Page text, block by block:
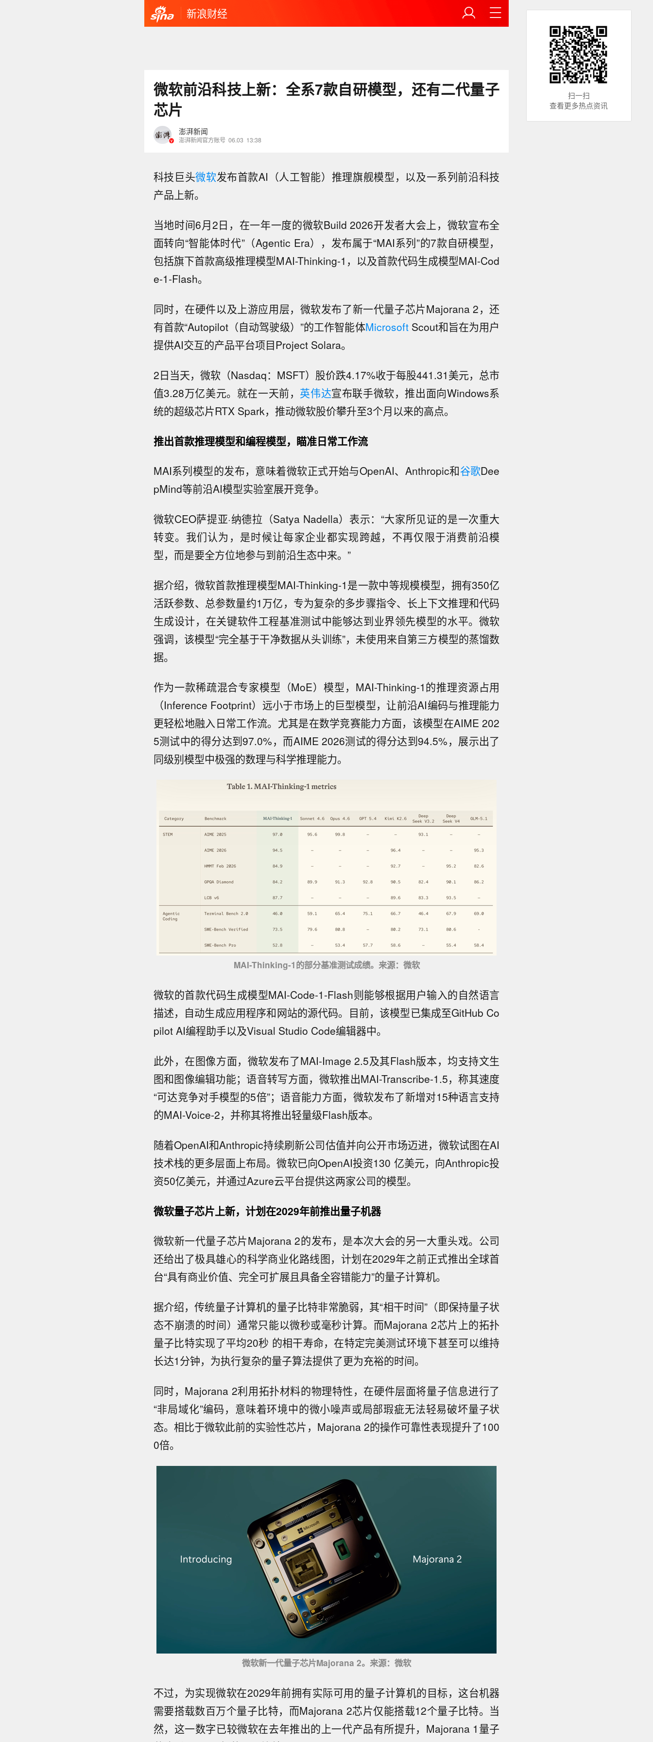
新浪财经
微软前沿科技上新：全系7款自研模型，还有二代量子
芯片
澎湃新闻
澎湃新闻官方账号 06.03 13:38
科技巨头微软发布首款AI（人工智能）推理旗舰模型，以及一系列前沿科技
产品上新。
当地时间6月2日，在一年一度的微软Build 2026开发者大会上，微软宣布全
面转向“智能体时代”（Agentic Era），发布属于“MAI系列”的7款自研模型，
包括旗下首款高级推理模型MAI-Thinking-1，以及首款代码生成模型MAI-Cod
e-1-Flash。
同时，在硬件以及上游应用层，微软发布了新一代量子芯片Majorana 2，还
有首款“Autopilot（自动驾驶级）”的工作智能体MicrosoftScout和旨在为用户
提供AI交互的产品平台项目Project Solara。
2日当天，微软（Nasdaq：MSFT）股价跌4.17%收于每股441.31美元，总市
值3.28万亿美元。就在一天前， 英伟达宣布联手微软，推出面向Windows系
统的超级芯片RTX Spark，推动微软股价攀升至3个月以来的高点。
推出首款推理模型和编程模型，瞄准日常工作流
MAI系列模型的发布，意味着微软正式开始与OpenAI、Anthropic和谷歌Dee
pMind等前沿AI模型实验室展开竞争。
微软CEO萨提亚·纳德拉（Satya Nadella）表示：“大家所见证的是一次重大
转变。我们认为，是时候让每家企业都实现跨越，不再仅限于消费前沿模
型，而是要全方位地参与到前沿生态中来。”
据介绍，微软首款推理模型MAI-Thinking-1是一款中等规模模型，拥有350亿
活跃参数、总参数量约1万亿，专为复杂的多步骤指令、长上下文推理和代码
生成设计，在关键软件工程基准测试中能够达到业界领先模型的水平。微软
强调，该模型“完全基于干净数据从头训练”，未使用来自第三方模型的蒸馏数
据。
作为一款稀疏混合专家模型（MoE）模型，MAI-Thinking-1的推理资源占用
（Inference Footprint）远小于市场上的巨型模型，让前沿AI编码与推理能力
更轻松地融入日常工作流。尤其是在数学竞赛能力方面，该模型在AIME 202
5测试中的得分达到97.0%，而AIME 2026测试的得分达到94.5%，展示出了
同级别模型中极强的数理与科学推理能力。
MAI-Thinking-1的部分基准测试成绩。来源：微软
微软的首款代码生成模型MAI-Code-1-Flash则能够根据用户输入的自然语言
描述，自动生成应用程序和网站的源代码。目前，该模型已集成至GitHub Co
pilot AI编程助手以及Visual Studio Code编辑器中。
此外，在图像方面，微软发布了MAI-Image 2.5及其Flash版本，均支持文生
图和图像编辑功能；语音转写方面，微软推出MAI-Transcribe-1.5，称其速度
“可达竞争对手模型的5倍”；语音能力方面，微软发布了新增对15种语言支持
的MAI-Voice-2，并称其将推出轻量级Flash版本。
随着OpenAI和Anthropic持续刷新公司估值并向公开市场迈进，微软试图在AI
技术栈的更多层面上布局。微软已向OpenAI投资130 亿美元，向Anthropic投
资50亿美元，并通过Azure云平台提供这两家公司的模型。
微软量子芯片上新，计划在2029年前推出量子机器
微软新一代量子芯片Majorana 2的发布，是本次大会的另一大重头戏。公司
还给出了极具雄心的科学商业化路线图，计划在2029年之前正式推出全球首
台“具有商业价值、完全可扩展且具备全容错能力”的量子计算机。
据介绍，传统量子计算机的量子比特非常脆弱，其“相干时间”（即保持量子状
态不崩溃的时间）通常只能以微秒或毫秒计算。而Majorana 2芯片上的拓扑
量子比特实现了平均20秒 的相干寿命，在特定完美测试环境下甚至可以维持
长达1分钟，为执行复杂的量子算法提供了更为充裕的时间。
同时，Majorana 2利用拓扑材料的物理特性，在硬件层面将量子信息进行了
“非局域化”编码，意味着环境中的微小噪声或局部瑕疵无法轻易破坏量子状
态。相比于微软此前的实验性芯片，Majorana 2的操作可靠性表现提升了100
0倍。
微软新一代量子芯片Majorana 2。来源：微软
不过，为实现微软在2029年前拥有实际可用的量子计算机的目标，这台机器
需要搭载数百万个量子比特，而Majorana 2芯片仅能搭载12个量子比特。当
然，这一数字已较微软在去年推出的上一代产品有所提升，Majorana 1量子
扫一扫
查看更多热点资讯